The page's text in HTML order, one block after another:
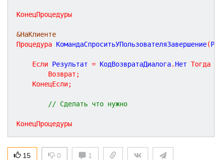
КонецПроцедуры
&НаКлиенте
Процедура КомандаСпроситьУПользователяЗавершение(
Если Результат = КодВозвратаДиалога. Нет Тогда
Возврат ;
КонецЕсли;
// Сделать что нужно
КонецПроцедуры
15 0 1